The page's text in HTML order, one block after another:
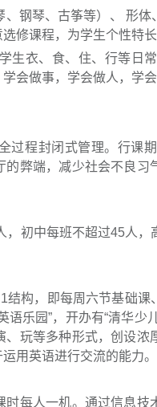
钢琴、古筝等）、 形
修课程，为学生个性特
生衣、食、住、行等日
会做事，学会做人，学
过程封闭式管理。行课
弊端，减少社会不良
初中每班不超过45人
结构，即每周六节基础
语乐园”，开办有“清华
玩等多种形式，创设
用英语进行交流的能力。
每人一机。通过信息